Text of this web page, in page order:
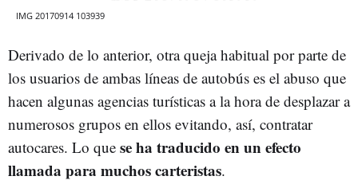
IMG 20170914 103939
Derivado de lo anterior, otra queja habitual por parte de
los usuarios de ambas líneas de autobús es el abuso que
hacen algunas agencias turísticas a la hora de desplazar a
numerosos grupos en ellos evitando, así, contratar
autocares. Lo que se ha traducido en un efecto
llamada para muchos carteristas.